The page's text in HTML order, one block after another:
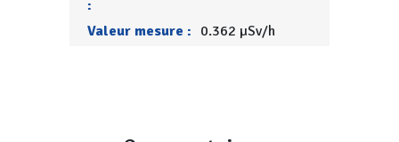
:
Valeur mesure : 0.362 µSv/h